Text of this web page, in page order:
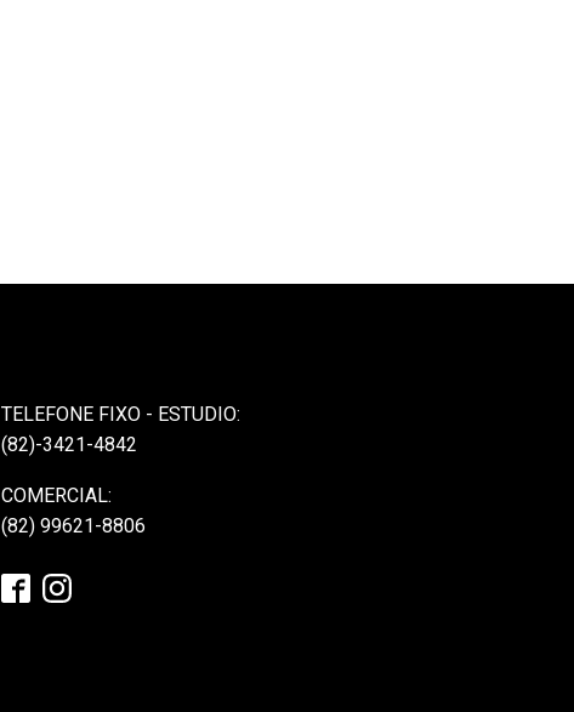
TELEFONE FIXO - ESTUDIO:
(82)-3421-4842
COMERCIAL:
(82) 99621-8806